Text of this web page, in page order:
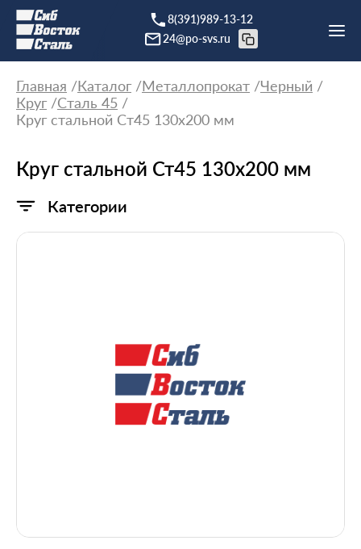
8(391)989-13-12
24@po-svs.ru
Главная Каталог Металлопрокат
Черный
Круг
Сталь 45
Круг стальной Ст45 130х200 мм
Круг стальной Ст45 130х200 мм
Категории